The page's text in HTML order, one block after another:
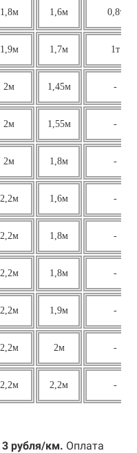
1,8м 1,6м 0,8т
1,9м 1,7м 1т
2м 1,45м -
2м 1,55м -
2м 1,8м -
2,2м 1,6м -
2,2м 1,8м -
2,2м 1,8м -
2,2м 1,9м -
2,2м 2м -
2,2м 2,2м -
3 рубля/км. Оплата